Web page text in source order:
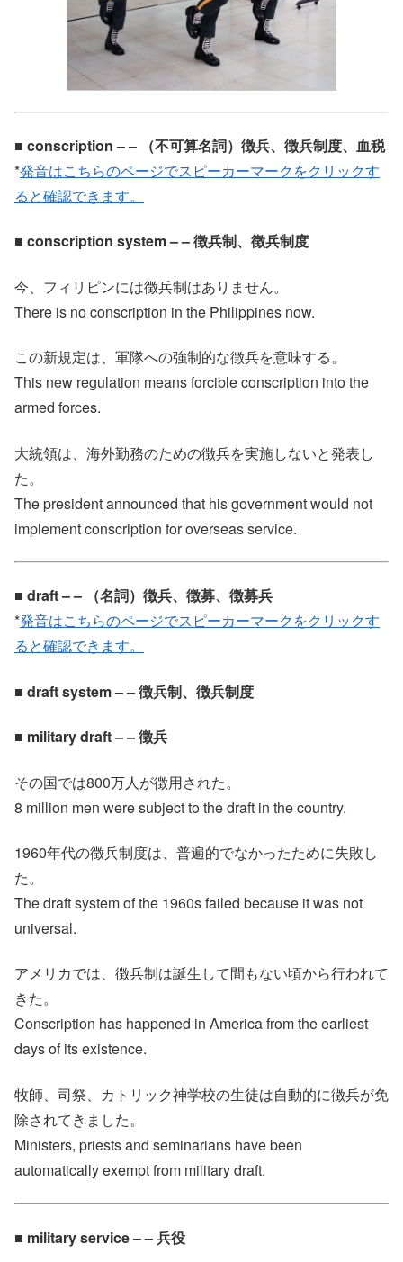
■ conscription – – （不可算名詞）徴兵、徴兵制度、血税
*発音はこちらのページでスピーカーマークをクリックす
ると確認できます。
■ conscription system – – 徴兵制、徴兵制度
今、フィリピンには徴兵制はありません。
There is no conscription in the Philippines now.
この新規定は、軍隊への強制的な徴兵を意味する。
This new regulation means forcible conscription into the
armed forces.
大統領は、海外勤務のための徴兵を実施しないと発表し
た。
The president announced that his government would not
implement conscription for overseas service.
■ draft – – （名詞）徴兵、徴募、徴募兵
*発音はこちらのページでスピーカーマークをクリックす
ると確認できます。
■ draft system – – 徴兵制、徴兵制度
■ military draft – – 徴兵
その国では800万人が徴用された。
8 million men were subject to the draft in the country.
1960年代の徴兵制度は、普遍的でなかったために失敗し
た。
The draft system of the 1960s failed because it was not
universal.
アメリカでは、徴兵制は誕生して間もない頃から行われて
きた。
Conscription has happened in America from the earliest
days of its existence.
牧師、司祭、カトリック神学校の生徒は自動的に徴兵が免
除されてきました。
Ministers, priests and seminarians have been
automatically exempt from military draft.
■ military service – – 兵役